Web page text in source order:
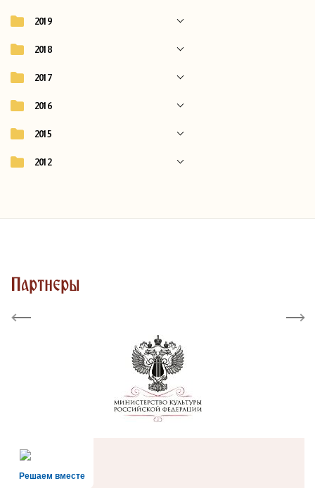
2019
2018
2017
2016
2015
2012
Партнеры
Previous Next
Решаем вместе